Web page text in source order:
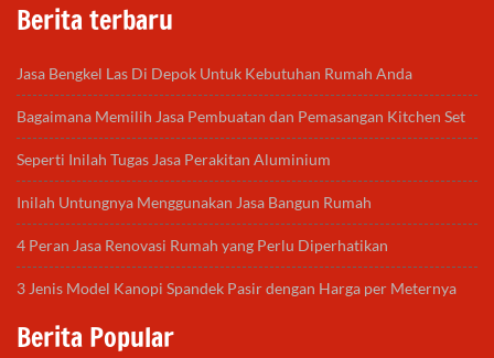
Berita terbaru
Jasa Bengkel Las Di Depok Untuk Kebutuhan Rumah Anda
Bagaimana Memilih Jasa Pembuatan dan Pemasangan Kitchen Set
Seperti Inilah Tugas Jasa Perakitan Aluminium
Inilah Untungnya Menggunakan Jasa Bangun Rumah
4 Peran Jasa Renovasi Rumah yang Perlu Diperhatikan
3 Jenis Model Kanopi Spandek Pasir dengan Harga per Meternya
Berita Popular